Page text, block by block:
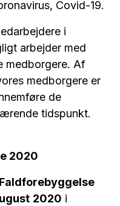
Covid-19.
i
arbejder med
medborgere. Af
medborgere er
de
tidspunkt.
2020
2020 i